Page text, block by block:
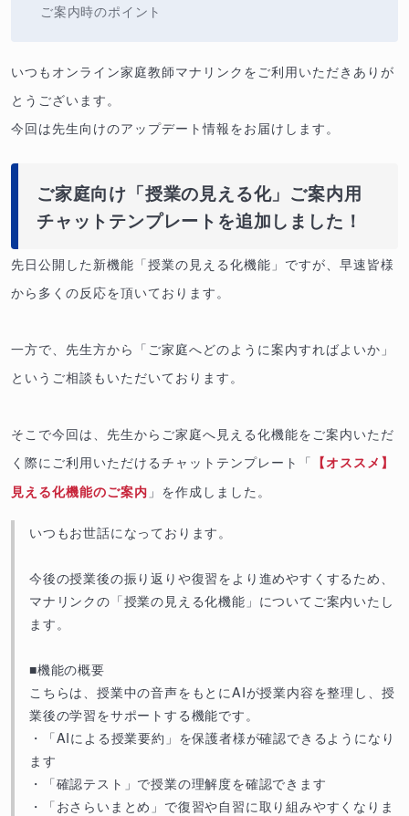
ご案内時のポイント
いつもオンライン家庭教師マナリンクをご利用いただきありが
とうございます。
今回は先生向けのアップデート情報をお届けします。
ご家庭向け「授業の見える化」ご案内用
チャットテンプレートを追加しました！
先日公開した新機能「授業の見える化機能」ですが、早速皆様
から多くの反応を頂いております。
一方で、先生方から「ご家庭へどのように案内すればよいか」
というご相談もいただいております。
そこで今回は、先生からご家庭へ見える化機能をご案内いただ
く際にご利用いただけるチャットテンプレート「 【オススメ】
見える化機能のご案内 」を作成しました。
いつもお世話になっております。
今後の授業後の振り返りや復習をより進めやすくするため、
マナリンクの「授業の見える化機能」についてご案内いたし
ます。
■機能の概要
こちらは、授業中の音声をもとにAIが授業内容を整理し、授
業後の学習をサポートする機能です。
・「AIによる授業要約」を保護者様が確認できるようになり
ます
・「確認テスト」で授業の理解度を確認できます
・「おさらいまとめ」で復習や自習に取り組みやすくなりま